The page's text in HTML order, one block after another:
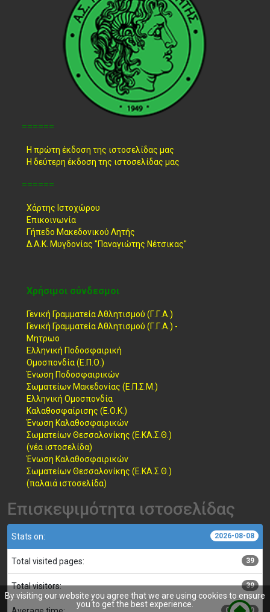
======
Η πρώτη έκδοση της ιστοσελίδας μας
Η δεύτερη έκδοση της ιστοσελίδας μας
======
Χάρτης Ιστοχώρου
Επικοινωνία
Γήπεδο Μακεδονικού Λητής
Δ.Α.Κ. Μυγδονίας "Παναγιώτης Νέτσικας"
Χρήσιμοι σύνδεσμοι
Γενική Γραμματεία Αθλητισμού (Γ.Γ.Α.)
Γενική Γραμματεία Αθλητισμού (Γ.Γ.Α.) -
Μητρωο
Ελληνική Ποδοσφαιρική
Ομοσπονδία (Ε.Π.Ο.)
Ένωση Ποδοσφαιρικών
Σωματείων Μακεδονίας (Ε.Π.Σ.Μ.)
Ελληνική Ομοσπονδία
Καλαθοσφαίρισης (Ε.Ο.Κ.)
Ένωση Καλαθοσφαιρικών
Σωματείων Θεσσαλονίκης (Ε.ΚΑ.Σ.Θ.)
(νέα ιστοσελίδα)
Ένωση Καλαθοσφαιρικών
Σωματείων Θεσσαλονίκης (Ε.ΚΑ.Σ.Θ.)
(παλαιά ιστοσελίδα)
Επισκεψιμότητα ιστοσελίδας
Stats on: 2026-08-08
Total visited pages: 39
Total visitors: 39
00:00:00
By visiting our website you agree that we are using cookies to ensure
you to get the best experience.